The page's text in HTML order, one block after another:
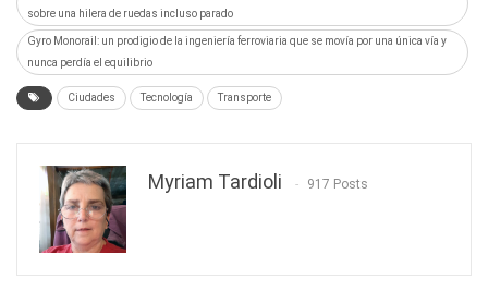
sobre una hilera de ruedas incluso parado
Gyro Monorail: un prodigio de la ingeniería ferroviaria que se movía por una única vía y
nunca perdía el equilibrio
Ciudades Tecnología Transporte
Myriam Tardioli 917 Posts